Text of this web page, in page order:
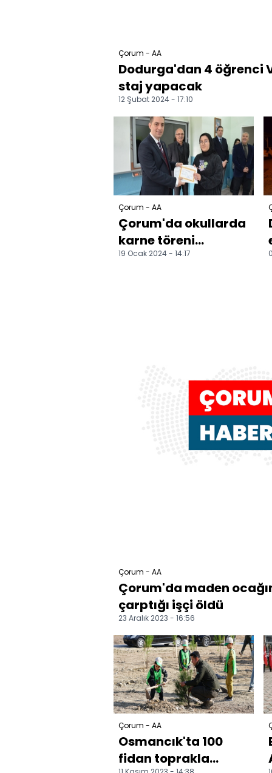
Çorum - AA
Dodurga'dan 4 öğrenci
staj yapacak
12 Şubat 2024 - 17:10
Çorum - AA
Çorum'da okullarda
karne töreni
düzenlendi
19 Ocak 2024 - 14:17
Çorum - AA
Çorum'da maden
çarptığı işçi öldü
23 Aralık 2023 - 16:56
Çorum - AA
Osmancık'ta 100
fidan toprakla